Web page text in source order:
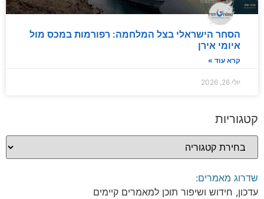
הסחר הישראלי בצל המלחמה: רפורמות במכס מול
איומי אירן
קרא עוד »
יולי 26, 2026
קטגוריות
שדרוג מאמרים:
עדכון, חידוש ושיפור תוכן למאמרים קיימים